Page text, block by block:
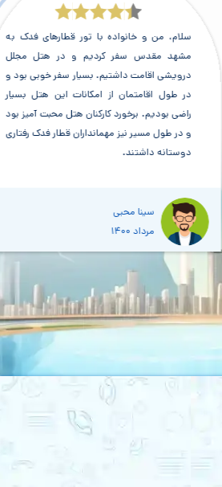
سلام، من و خانواده با تور قطارهای فدک به
مشهد مقدس سفر کردیم و در هتل مجلل
درویشی اقامت داشتیم. بسیار سفر خوبی بود و
در طول اقامتمان از امکانات این هتل بسیار
راضی بودیم. برخورد کارکنان هتل محبت آمیز بود
و در طول مسیر نیز مهمانداران قطار فدک رفتاری
دوستانه داشتند.
سینا محبی
مرداد 1400